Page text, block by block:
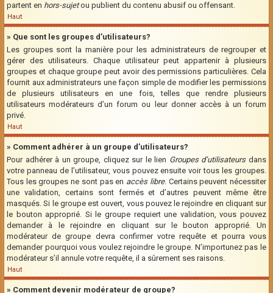
partent en hors-sujetou publient du contenu abusif ou offensant.
Haut
» Que sont les groupes d’utilisateurs?
Les groupes sont la manière pour les administrateurs de regrouper et
gérer des utilisateurs. Chaque utilisateur peut appartenir à plusieurs
groupes et chaque groupe peut avoir des permissions particulières. Cela
fournit aux administrateurs une façon simple de modifier les permissions
de plusieurs utilisateurs en une fois, telles que rendre plusieurs
utilisateurs modérateurs d’un forum ou leur donner accès à un forum
privé.
Haut
» Comment adhérer à un groupe d’utilisateurs?
Pour adhérer à un groupe, cliquez sur le lien Groupes d’utilisateursdans
votre panneau de l’utilisateur, vous pouvez ensuite voir tous les groupes.
Tous les groupes ne sont pas en accès libre. Certains peuvent nécessiter
une validation, certains sont fermés et d’autres peuvent même être
masqués. Si le groupe est ouvert, vous pouvez le rejoindre en cliquant sur
le bouton approprié. Si le groupe requiert une validation, vous pouvez
demander à le rejoindre en cliquant sur le bouton approprié. Un
modérateur de groupe devra confirmer votre requête et pourra vous
demander pourquoi vous voulez rejoindre le groupe. N’importunez pas le
modérateur s’il annule votre requête, il a sûrement ses raisons.
Haut
» Comment devenir modérateur de groupe?